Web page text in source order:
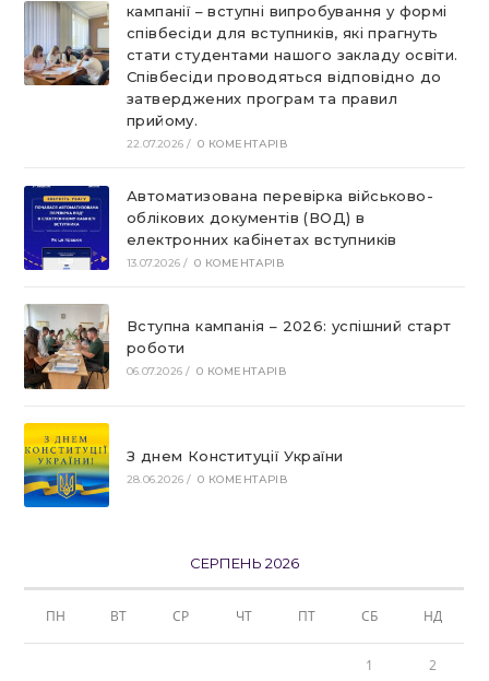
кампанії – вступні випробування у формі
співбесіди для вступників, які прагнуть
стати студентами нашого закладу освіти.
Співбесіди проводяться відповідно до
затверджених програм та правил
прийому.
22.07.2026 / 0 КОМЕНТАРІВ
Автоматизована перевірка військово-
облікових документів (ВОД) в
електронних кабінетах вступників
13.07.2026 / 0 КОМЕНТАРІВ
Вступна кампанія – 2026: успішний старт
роботи
06.07.2026 / 0 КОМЕНТАРІВ
З днем Конституції України
28.06.2026 / 0 КОМЕНТАРІВ
СЕРПЕНЬ 2026
ПН ВТ СР ЧТ ПТ СБ НД
1 2